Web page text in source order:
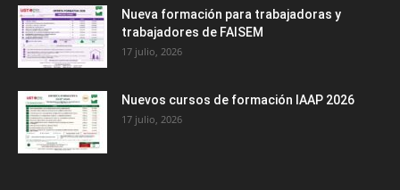
Nueva formación para trabajadoras y
trabajadores de FAISEM
17 julio, 2026
Nuevos cursos de formación IAAP 2026
17 julio, 2026